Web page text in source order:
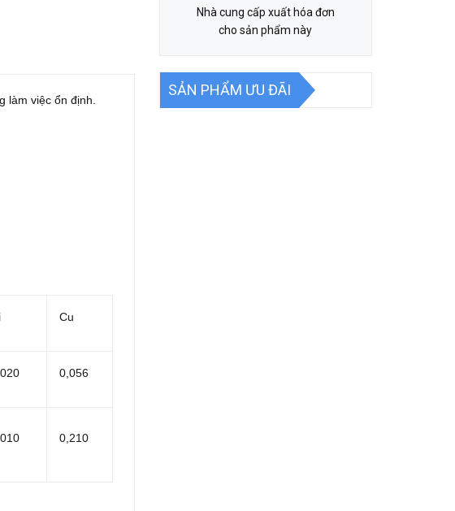
làm việc ổn định.
Cu
0,056
0,210
Nhà cung cấp xuất hóa đơn
cho sản phẩm này
SẢN PHẨM ƯU ĐÃI